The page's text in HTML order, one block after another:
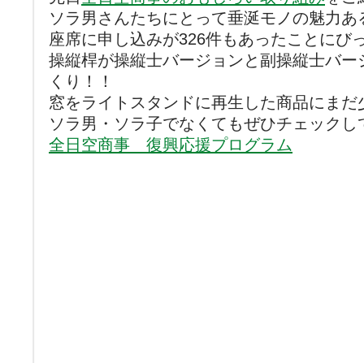
ソラ男さんたちにとって垂涎モノの魅力
座席に申し込みが326件もあったことにび
操縦桿が操縦士バージョンと副操縦士バ
くり！！
窓をライトスタンドに再生した商品にま
ソラ男・ソラ子でなくてもぜひチェックし
全日空商事 復興応援プログラム